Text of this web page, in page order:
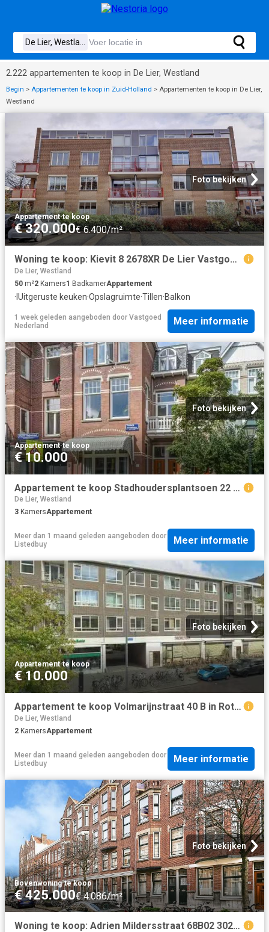
2.222 appartementen te koop in De Lier, Westland
Begin > Appartementen te koop in Zuid-Holland > Appartementen te koop in De Lier,
Westland
Foto bekijken
Appartement·te koop
€ 320.000€ 6.400/m²
Woning te koop: Kievit 8 2678XR De Lier Vastgoed Nederland
De Lier, Westland
50 m²2 Kamers1 BadkamerAppartement
· IUitgeruste keuken·Opslagruimte·Tillen·Balkon
1 week geleden aangeboden door Vastgoed
Nederland
Meer informatie
Foto bekijken
Appartement·te koop
€ 10.000
Appartement te koop Stadhoudersplantsoen 22 B in Den Haag voor.
De Lier, Westland
3 KamersAppartement
Meer dan 1 maand geleden aangeboden door
Listedbuy
Meer informatie
Foto bekijken
Appartement·te koop
€ 10.000
Appartement te koop Volmarijnstraat 40 B in Rotterdam voor € 3.
De Lier, Westland
2 KamersAppartement
Meer dan 1 maand geleden aangeboden door
Listedbuy
Meer informatie
Foto bekijken
Bovenwoning·te koop
€ 425.000€ 4.086/m²
Woning te koop: Adrien Mildersstraat 68B02 3022NJ Rotterdam Vastgoed Nederland